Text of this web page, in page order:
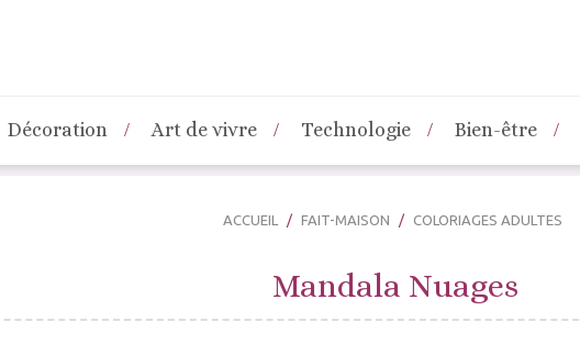
Décoration Art de vivre Technologie Bien-être
ACCUEIL FAIT-MAISON COLORIAGES ADULTES
Mandala Nuages